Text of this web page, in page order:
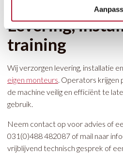
Levering,
training
Wij verzorgen levering, installatie
eigen monteurs. Operators krijgen
de machine veilig en efficiënt te
gebruik.
Neem contact op voor advies of
031(0)488 482087 of mail naar
vrijblijvend technisch gesprek of